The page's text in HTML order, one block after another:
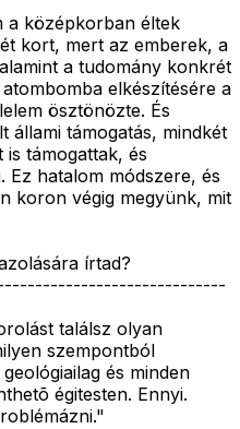
a középkorban éltek
kort, mert az emberek, a
a tudomány konkrét
elkészítésére a
ösztönözte. És
állami támogatás, mindkét
támogattak, és
Ez hatalom módszere, és
koron végig megyünk, mit
írtad?
találsz olyan
szempontból
és minden
égitesten. Ennyi.